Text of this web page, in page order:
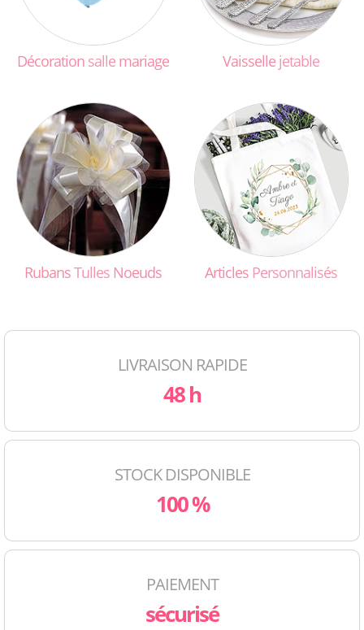
Décoration salle mariage Vaisselle jetable
RubansTulles Noeuds Articles Personnalisés
LIVRAISON RAPIDE
48 h
STOCK DISPONIBLE
100 %
PAIEMENT
sécurisé